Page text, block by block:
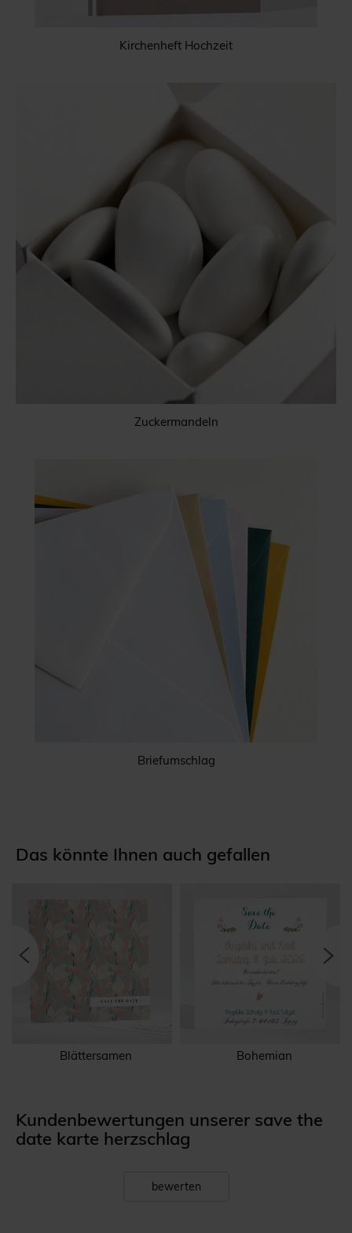
Kirchenheft Hochzeit
Zuckermandeln
Briefumschlag
Das könnte Ihnen auch gefallen
Blättersamen Bohemian
Kundenbewertungen unserer save the
date karte herzschlag
bewerten